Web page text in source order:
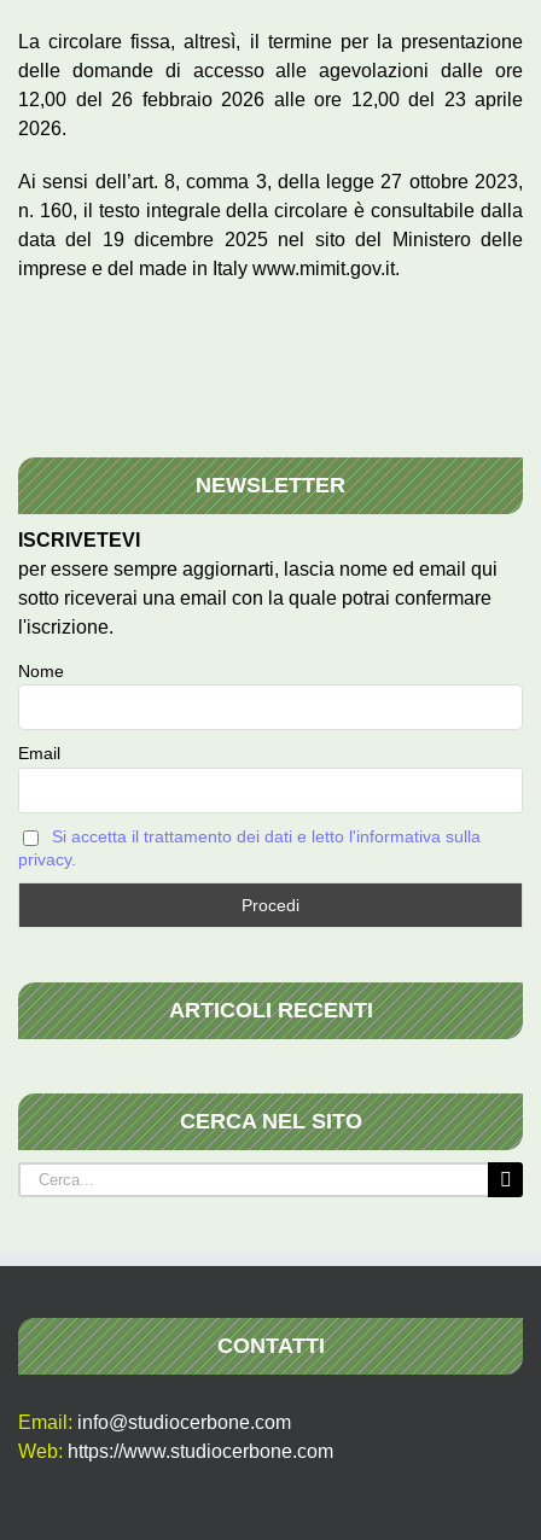
La circolare fissa, altresì, il termine per la presentazione
delle domande di accesso alle agevolazioni dalle ore
12,00 del 26 febbraio 2026 alle ore 12,00 del 23 aprile
2026.
Ai sensi dell’art. 8, comma 3, della legge 27 ottobre 2023,
n. 160, il testo integrale della circolare è consultabile dalla
data del 19 dicembre 2025 nel sito del Ministero delle
imprese e del made in Italy www.mimit.gov.it.
NEWSLETTER
ISCRIVETEVI
per essere sempre aggiornarti, lascia nome ed email qui
sotto riceverai una email con la quale potrai confermare
l'iscrizione.
Nome
Email
Si accetta il trattamento dei dati e letto l'informativa sulla
privacy.
ARTICOLI RECENTI
CERCA NEL SITO
Cerca
per:
CONTATTI
Email: info@studiocerbone.com
Web: https://www.studiocerbone.com